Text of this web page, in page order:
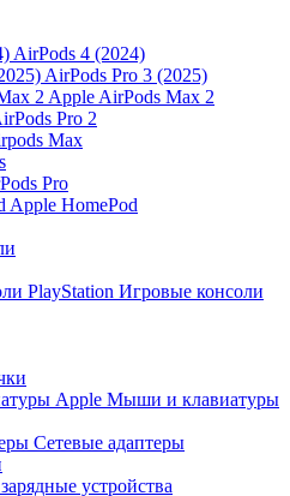
AirPods 4 (2024)
AirPods Pro 3 (2025)
Apple AirPods Max 2
Pro 2
Max
Pro
Apple HomePod
Игровые консоли
Мыши и клавиатуры
Сетевые адаптеры